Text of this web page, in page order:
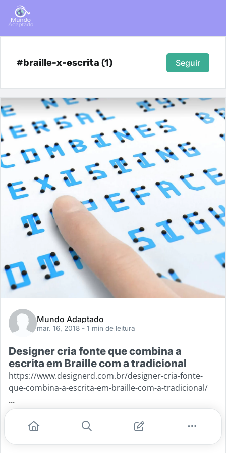
#braille-x-escrita (1) Seguir
Mundo Adaptado
mar. 16, 2018 - 1 min de leitura
Designer cria fonte que combina a
escrita em Braille com a tradicional
https://www.designerd.com.br/designer-cria-fonte-
que-combina-a-escrita-em-braille-com-a-tradicional/
...
#braille #escrita em braille
#braille x escrita